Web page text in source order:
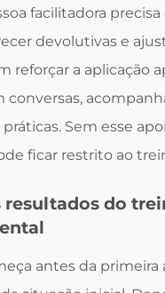
facilitadora precisa
devolutivas e
reforçar a aplicação
conversas,
Sem esse
ficar restrito ao
resultados do
antes da primeira